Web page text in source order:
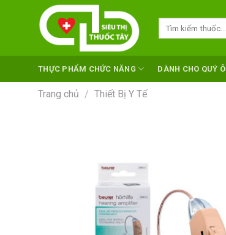
THỰC PHẨM CHỨC NĂNG DÀNH CHO QUÝ
Trang chủ / Thiết Bị Y Tế